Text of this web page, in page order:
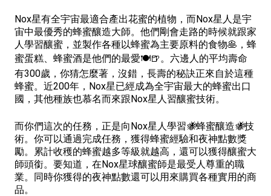
Nox星有全宇宙最適合產出花蜜的植物，而Nox星人是宇
宙中最優秀的蜂蜜釀造大師。他們剛會走路的時候就跟家
人學習釀蜜，並製作各種以蜂蜜為主要原料的食物🥞，蜂
蜜蛋糕、蜂蜜酒是他們的最愛🍽️🍺。六邊人的平均壽命
有300歲，你猜怎麼著，沒錯，長壽的秘訣正來自於這種
蜂蜜。近200年，Nox星已經成為全宇宙最大的蜂蜜出口
國，其他種族也慕名而來跟Nox星人習釀蜜技術。
而你們這次的任務，正是向Nox星人學習🐝蜂蜜釀造🐝技
術。你可以通過完成任務，獲得蜂蜜經驗和夜神點數獎
勵。累計收穫的蜂蜜越多等級就越高，還可以獲得釀蜜大
師頭銜。要知道，在Nox星球釀蜜師是最受人尊重的職
業。同時你獲得的夜神點數還可以用來購買各種實用的商
品。